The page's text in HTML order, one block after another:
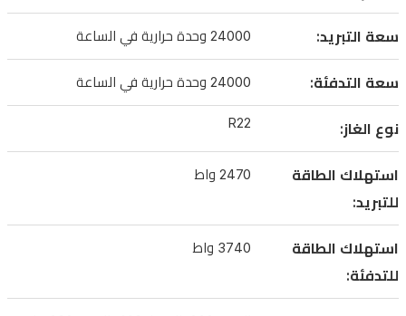
سعة التبريد: 24000 وحدة حرارية في الساعة
سعة التدفئة: 24000 وحدة حرارية في الساعة
نوع الغاز: R22
استهلاك الطاقة
للتبريد:
2470 واط
استهلاك الطاقة
للتدفئة:
3740 واط